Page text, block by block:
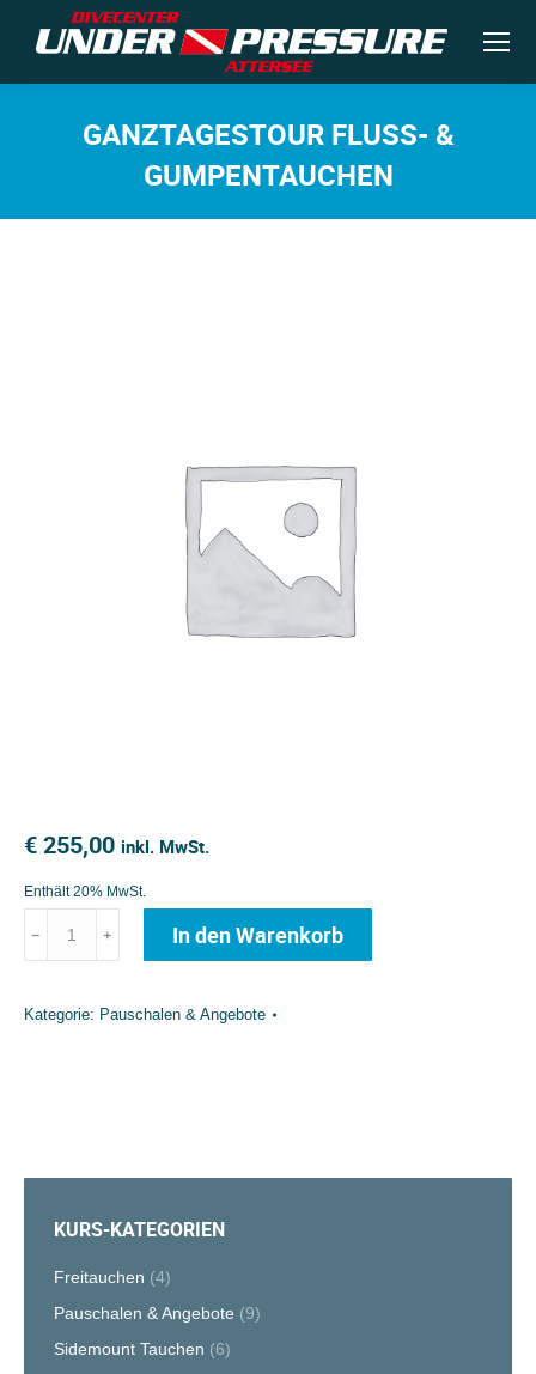
GANZTAGESTOUR FLUSS- &
GUMPENTAUCHEN
€255,00 inkl. MwSt.
Enthält 20% MwSt.
Fluss-
Gumpentauchen
﹣ ﹢ In den Warenkorb
Kategorie: Pauschalen & Angebote
KURS-KATEGORIEN
Freitauchen (4)
Pauschalen & Angebote (9)
Sidemount Tauchen (6)